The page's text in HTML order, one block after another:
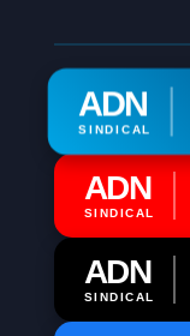
ADN
SINDICAL
ADN
SINDICAL
ADN
SINDICAL